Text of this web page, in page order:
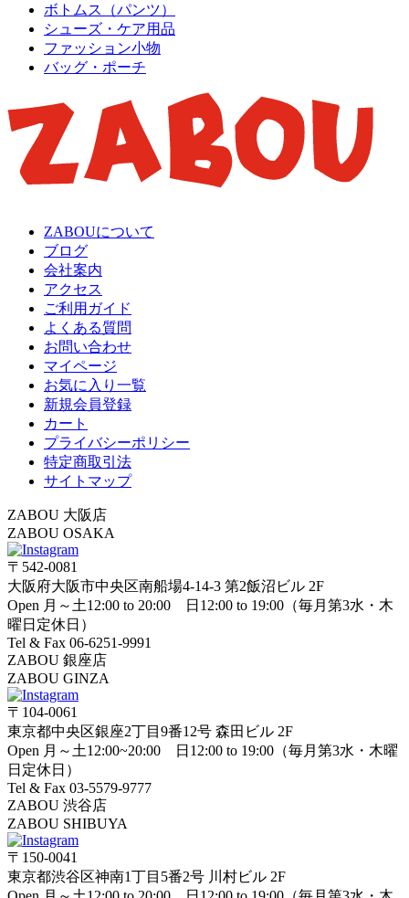
ボトムス（パンツ）
シューズ・ケア用品
ファッション小物
バッグ・ポーチ
ZABOUについて
ブログ
会社案内
アクセス
ご利用ガイド
よくある質問
お問い合わせ
マイページ
お気に入り一覧
新規会員登録
カート
プライバシーポリシー
特定商取引法
サイトマップ
ZABOU 大阪店
ZABOU OSAKA
〒542-0081
大阪府大阪市中央区南船場4-14-3 第2飯沼ビル 2F
Open 月～土12:00 to 20:00 日12:00 to 19:00（毎月第3水・木
曜日定休日）
Tel & Fax 06-6251-9991
ZABOU 銀座店
ZABOU GINZA
〒104-0061
東京都中央区銀座2丁目9番12号 森田ビル 2F
Open 月～土12:00~20:00 日12:00 to 19:00（毎月第3水・木曜
日定休日）
Tel & Fax 03-5579-9777
ZABOU 渋谷店
ZABOU SHIBUYA
〒150-0041
東京都渋谷区神南1丁目5番2号 川村ビル 2F